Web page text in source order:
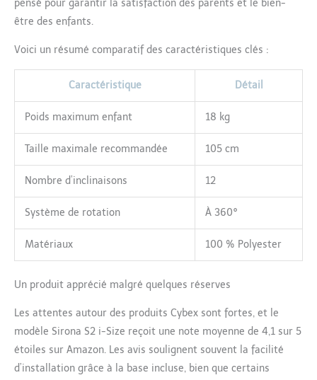
pensé pour garantir la satisfaction des parents et le bien-
être des enfants.
Voici un résumé comparatif des caractéristiques clés :
Caractéristique Détail
Poids maximum enfant 18 kg
Taille maximale recommandée 105 cm
Nombre d’inclinaisons 12
Système de rotation À 360°
Matériaux 100 % Polyester
Un produit apprécié malgré quelques réserves
Les attentes autour des produits Cybex sont fortes, et le
modèle Sirona S2 i-Size reçoit une note moyenne de 4,1 sur 5
étoiles sur Amazon. Les avis soulignent souvent la facilité
d’installation grâce à la base incluse, bien que certains